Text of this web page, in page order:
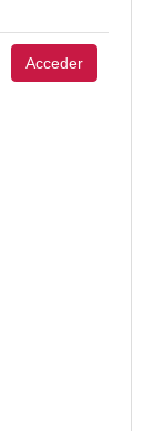
Acceder